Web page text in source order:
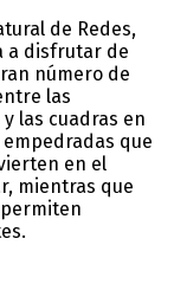
de Redes,
a disfrutar de
número de
las
las cuadras en
que
en el
mientras que